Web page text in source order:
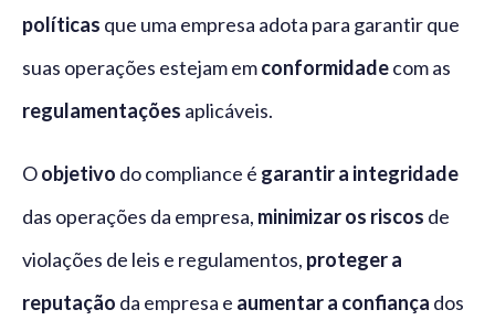
políticas que uma empresa adota para garantir que
suas operações estejam emconformidadecom as
regulamentações aplicáveis.
Oobjetivo do compliance é garantir a integridade
das operações da empresa, minimizar os riscos de
violações de leis e regulamentos, proteger a
reputação da empresa e aumentar a confiança dos